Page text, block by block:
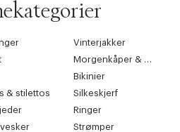
Vinterjakker
Morgenkåper & kimonoer
Bikinier
& stilettos
Silkeskjerf
Ringer
Strømper